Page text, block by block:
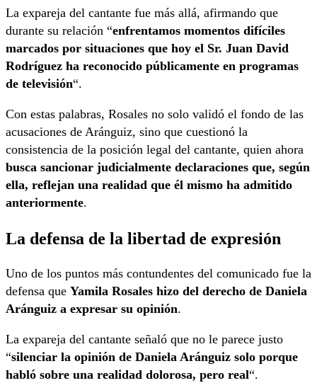
La expareja del cantante fue más allá, afirmando que
durante su relación “enfrentamos momentos difíciles
marcados por situaciones que hoy el Sr. Juan David
Rodríguez ha reconocido públicamente en programas
de televisión“.
Con estas palabras, Rosales no solo validó el fondo de las
acusaciones de Aránguiz, sino que cuestionó la
consistencia de la posición legal del cantante, quien ahora
busca sancionar judicialmente declaraciones que, según
ella, reflejan una realidad que él mismo ha admitido
anteriormente.
La defensa de la libertad de expresión
Uno de los puntos más contundentes del comunicado fue la
defensa que Yamila Rosales hizo del derecho de Daniela
Aránguiz a expresar su opinión.
La expareja del cantante señaló que no le parece justo
“silenciar la opinión de Daniela Aránguiz solo porque
habló sobre una realidad dolorosa, pero real“.